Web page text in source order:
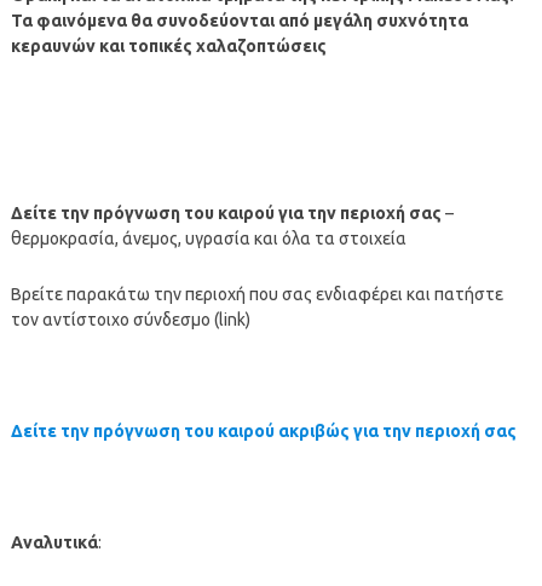
Τα φαινόμενα θα συνοδεύονται από μεγάλη συχνότητα
κεραυνών και τοπικές χαλαζοπτώσεις
Δείτε την πρόγνωση του καιρού για την περιοχή σας –
θερμοκρασία, άνεμος, υγρασία και όλα τα στοιχεία
Βρείτε παρακάτω την περιοχή που σας ενδιαφέρει και πατήστε
τον αντίστοιχο σύνδεσμο (link)
Δείτε την πρόγνωση του καιρού ακριβώς για την περιοχή σας
Αναλυτικά: